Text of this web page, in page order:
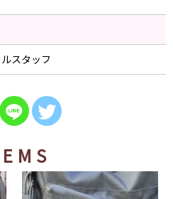
スタッフ